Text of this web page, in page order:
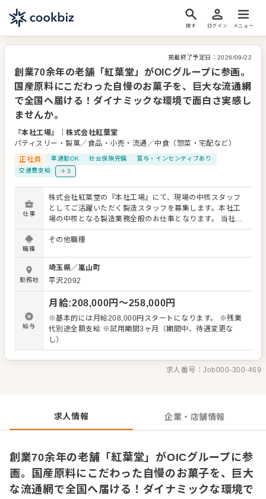
探す ログイン メニュー
掲載終了予定日： 2026/09/22
創業70余年の老舗「紅葉堂」がOICグループに参画。
国産原料にこだわった自慢のお菓子を、巨大な流通網
で全国へ届ける！ダイナミックな環境で面白さ実感し
ませんか。
『本社工場』 ｜株式会社紅葉堂
パティスリー・製菓／食品・小売・流通／中食（惣菜・宅配など）
正社員
車通勤OK 社会保険完備
賞与・インセンティブあり
交通費支給
＋3
仕事
株式会社紅葉堂の『本社工場』にて、現場の中核スタッフ
としてご活躍いただく製造スタッフを募集します。本社工
場の中核となる製造業務全般のお仕事となります。 当社の
看板商品である伝統的なカステラをはじめとして、どら焼
きや各種焼き菓子など、多様な和洋菓子の製造業務全般を
育体制が整っているため、スキルに合わせ着実に技術を習
得していくことができます。 ＜仕込みから焼成・包装まで
一貫して携わる面白さ＞ 具体的な業務内容は、素材の計量
や生地の仕込みから始まり、専用の設備を使った焼成、商
品の包装、厳しい基準に基づく品質確認、そして日々の生
産準備および清掃など、製造工程に一貫して携わります。
美味しいお菓子づくりの基礎となる「仕込み」では気温や
湿度を考慮し、「焼成」では美しい焼き色と豊かな風味を
境です。 ＜食の安全を守る徹底管理と将来的のキャリアチ
ャンス＞ お客様に安心をお届けするため、日々の品質確認
には、独自の新商品製造や生産工程の改善、さらにはグル
ープの急成長に伴う豊富なポストチャンスを活かしたキャ
リアアップも目指せる環境です。
職種
その他職種
勤務地
埼玉県／嵐山町
平沢2092
給与
月給:208,000円〜258,000円
※基本的には月給208,000円スタートになります。 ※残業
代別途全額支給 ※試用期間3ヶ月（期間中、待遇変更な
し）
求人番号：Job000-300-469
求人情報 企業・店舗情報
創業70余年の老舗「紅葉堂」がOICグループに参
画。国産原料にこだわった自慢のお菓子を、巨大
な流通網で全国へ届ける！ダイナミックな環境で